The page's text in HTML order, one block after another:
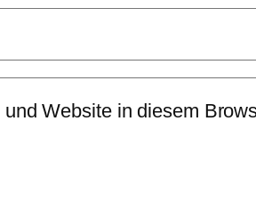
Website in diesem